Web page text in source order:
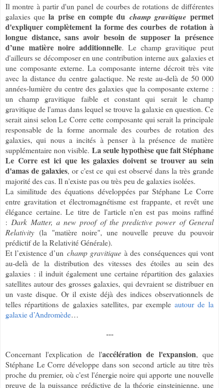
Il montre à partir d'un panel de courbes de rotations de différentes
galaxies quela prise en compte du champ gravitiquepermet
d'expliquer complètement la forme des courbes de rotation à
longue distance, sans avoir besoin de supposer la présence
d’une matière noire additionnelle. Le champ gravitique peut
d'ailleurs se décomposer en une contribution interne aux galaxies et
une composante externe. La composante interne décroit très vite
avec la distance du centre galactique. Ne reste au-delà de 50 000
années-lumière du centre des galaxies que la composante externe :
un champ gravitique faible et constant qui serait le champ
gravitique de l'amas dans lequel se trouve la galaxie en question. Ce
serait ainsi selon Le Corre cette composante qui serait la principale
responsable de la forme anormale des courbes de rotation des
galaxies, qui nous a incités à penser à la présence de matière
supplémentaire non visible. La seule hypothèse que fait Stéphane
Le Corre est ici que les galaxies doivent se trouver au sein
d'amas de galaxies, or c'est ce qui est observé dans la très grande
majorité des cas. Il n'existe pas ou très peu de galaxies isolées.
La similitude des équations développées par Stéphane Le Corre
entre gravitation et électromagnétisme est frappante, et revêt une
élégance certaine. Le titre de l'article n'en est pas moins raffiné
: Dark Matter, a new proof of the predictive power of General
Relativity (la "matière noire", une nouvelle preuve du pouvoir
prédictif de la Relativité Générale).
Et l’existence d’un champ gravitiqueà des conséquences qui vont
au-delà de la distribution des vitesses des étoiles au sein des
galaxies : il induit également une certaine répartition des galaxies
satellites autour des grosses galaxies, qui devraient se distribuer en
un vaste disque. Or il existe déjà des indices observationnels de
telles répartitions de galaxies satellites, par exemple autour de la
galaxie d’Andromède…
---
Concernant l'explication de l'accélération de l'expansion, que
Stéphane Le Corre développe dans son second article au titre très
proche du premier, où c'est l'énergie noire qui apporte une nouvelle
preuve de la puissance prédictive de la théorie einsteinienne, une